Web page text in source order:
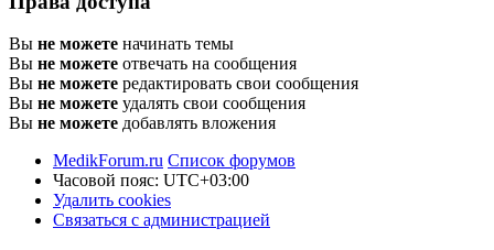
Вы не можете начинать темы
Вы не можете отвечать на сообщения
Вы не можете редактировать свои сообщения
Вы не можете удалять свои сообщения
Вы не можете добавлять вложения
MedikForum.ru Список форумов
Часовой пояс: UTC+03:00
Удалить cookies
Связаться с администрацией